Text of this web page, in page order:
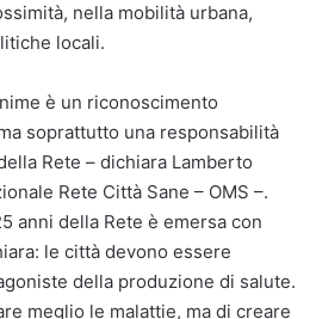
nella mobilità urbana,
locali.
è un riconoscimento
soprattutto una responsabilità
Rete – dichiara Lamberto
Rete Città Sane – OMS –.
anni della Rete è emersa con
le città devono essere
della produzione di salute.
meglio le malattie, ma di creare